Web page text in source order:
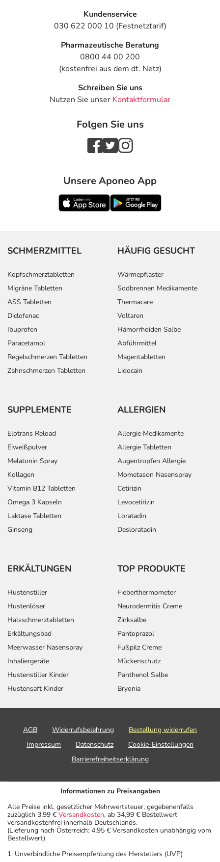
Kundenservice
030 622 000 10 (Festnetztarif)
Pharmazeutische Beratung
0800 44 00 200
(kostenfrei aus dem dt. Netz)
Schreiben Sie uns
Nutzen Sie unser Kontaktformular
Folgen Sie uns
Unsere Aponeo App
SCHMERZMITTEL
Kopfschmerztabletten
Migräne Tabletten
ASS Tabletten
Diclofenac
Ibuprofen
Paracetamol
Regelschmerzen Tabletten
Zahnschmerzen Tabletten
HÄUFIG GESUCHT
Wärmepflaster
Sodbrennen Medikamente
Thermacare
Voltaren
Hämorrhoiden Salbe
Abführmittel
Magentabletten
Lidocain
SUPPLEMENTE
Elotrans Reload
Eiweißpulver
Melatonin Spray
Kollagen
Vitamin B12 Tabletten
Omega 3 Kapseln
Laktase Tabletten
Ginseng
ALLERGIEN
Allergie Medikamente
Allergie Tabletten
Augentropfen Allergie
Mometason Nasenspray
Cetirizin
Levocetirizin
Loratadin
Desloratadin
ERKÄLTUNGEN
Hustenstiller
Hustenlöser
Halsschmerztabletten
Erkältungsbad
Meerwasser Nasenspray
Inhaliergeräte
Hustenstiller Kinder
Hustensaft Kinder
TOP PRODUKTE
Fieberthermometer
Neurodermitis Creme
Zinksalbe
Pantoprazol
Fußpilz Creme
Mückenschutz
Panthenol Salbe
Bryonia
AGB Widerrufsbelehrung
Bestellung widerrufen
Impressum
Datenschutz
Cookie-Einstellungen
Barrierefreiheitserklärung
Informationen zu Preisangaben
Alle Preise inkl. gesetzlicher Mehrwertsteuer, gegebenenfalls
zuzüglich 3,99 € Versandkosten, ab 34,99 € Bestellwert
versandkostenfrei innerhalb Deutschlands.
(Lieferung nach Österreich: 4,95 € Versandkosten unabhängig vom
Bestellwert)
1: Unverbindliche Preisempfehlung des Herstellers (UVP)